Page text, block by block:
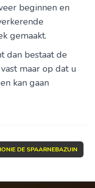
beginnen en
gemaakt.
dan bestaat de
maar op dat u
kan gaan
DE SPAARNEBAZUIN